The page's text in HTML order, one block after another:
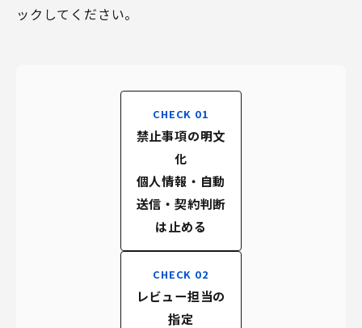
ックしてください。
CHECK 01
禁止事項の明文
化
個人情報・自動
送信・契約判断
は止める
CHECK 02
レビュー担当の
指定